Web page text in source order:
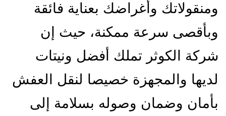
ومنقولاتك وأغراضك بعناية فائقة
وبأقصى سرعة ممكنة، حيث إن
شركة الكوثر تملك أفضل ونيتات
لديها والمجهزة خصيصا لنقل العفش
بأمان وضمان وصوله بسلامة إلى